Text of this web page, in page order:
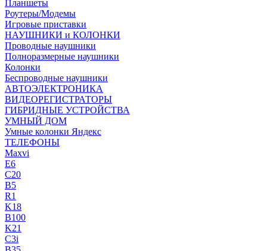
Планшеты
Роутеры/Модемы
Игровые приставки
НАУШНИКИ и КОЛОНКИ
Проводные наушники
Полноразмерные наушники
Колонки
Беспроводные наушники
АВТОЭЛЕКТРОНИКА
ВИДЕОРЕГИСТРАТОРЫ
ГИБРИДНЫЕ УСТРОЙСТВА
УМНЫЙ ДОМ
Умные колонки Яндекс
ТЕЛЕФОНЫ
Maxvi
E6
C20
B5
R1
K18
B100
K21
C3i